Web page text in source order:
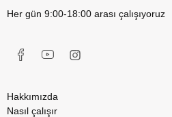
Her gün 9:00-18:00 arası çalışıyoruz
Hakkımızda
Nasıl çalışır